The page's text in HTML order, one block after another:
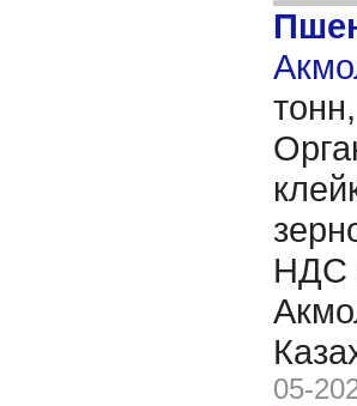
тонн,
НДС
05-